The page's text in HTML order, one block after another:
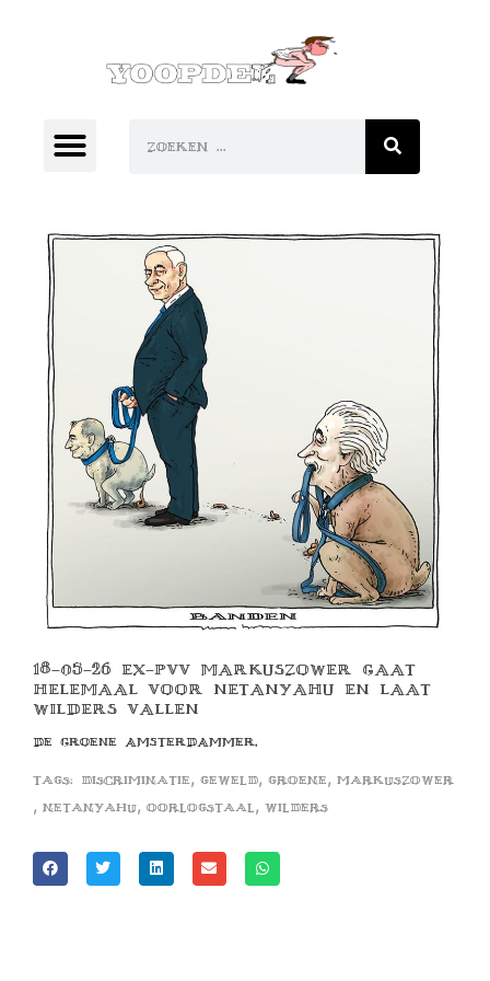
18-05-26 EX-PVV MARKUSZOWER GAAT
HELEMAAL VOOR NETANYAHU EN LAAT
WILDERS VALLEN
DE GROENE AMSTERDAMMER,
Tags: discriminatie , geweld, groene , markuszower
, netanyahu, oorlogstaal , wilders